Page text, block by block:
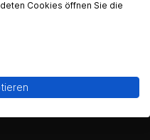
Version of Radical
thanks.
Cookies öffnen Sie die